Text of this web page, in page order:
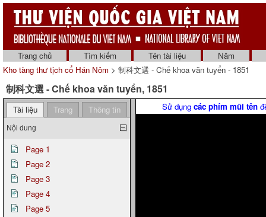
Trang chủ Tìm kiếm Tên tài liệu
Năm
Kho tàng thư tịch cổ Hán Nôm > 制科文選 - Chế khoa văn tuyển - 1851
制科文選 - Chế khoa văn tuyển, 1851
Tài liệu Trang Thông tin
Nội dung
Page 1
Page 2
Page 3
Page 4
Page 5
Sử dụng các phím mũi tên